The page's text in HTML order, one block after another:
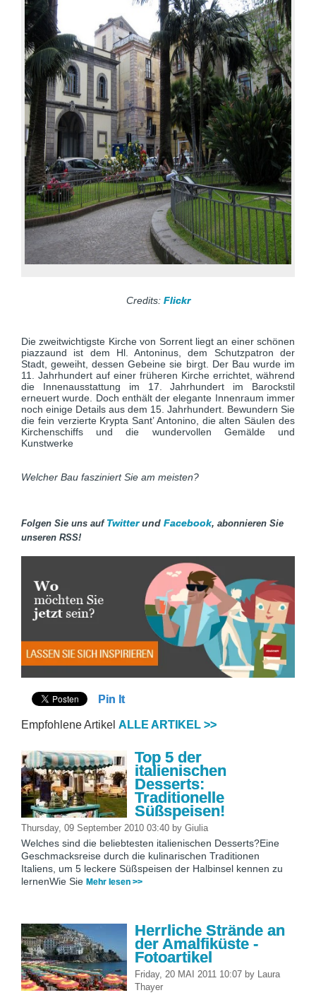
Credits: Flickr
Die zweitwichtigste Kirche von Sorrent liegt an einer schönen
piazzaund ist dem Hl. Antoninus, dem Schutzpatron der
Stadt, geweiht, dessen Gebeine sie birgt. Der Bau wurde im
11. Jahrhundert auf einer früheren Kirche errichtet, während
die Innenausstattung im 17. Jahrhundert im Barockstil
erneuert wurde. Doch enthält der elegante Innenraum immer
noch einige Details aus dem 15. Jahrhundert. Bewundern Sie
die fein verzierte Krypta Sant’ Antonino, die alten Säulen des
Kirchenschiffs und die wundervollen Gemälde und
Kunstwerke
Welcher Bau fasziniert Sie am meisten?
Folgen Sie uns auf Twitterund Facebook, abonnieren Sie
unseren RSS!
Pin It
Empfohlene Artikel ALLE ARTIKEL >>
Top 5 der
italienischen
Desserts:
Traditionelle
Süßspeisen!
Thursday, 09 September 2010 03:40 by Giulia
Welches sind die beliebtesten italienischen Desserts?Eine
Geschmacksreise durch die kulinarischen Traditionen
Italiens, um 5 leckere Süßspeisen der Halbinsel kennen zu
lernenWie Sie Mehr lesen >>
Herrliche Strände an
der Amalfiküste -
Fotoartikel
Friday, 20 MAI 2011 10:07 by
Laura
Thayer